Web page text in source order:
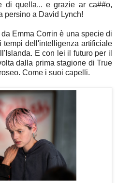
di quella... e grazie ar ca##o,
persino a David Lynch!
Emma Corrin è una specie di
dell'intelligenza artificiale
E con lei il futuro per il
dalla prima stagione di True
Come i suoi capelli.